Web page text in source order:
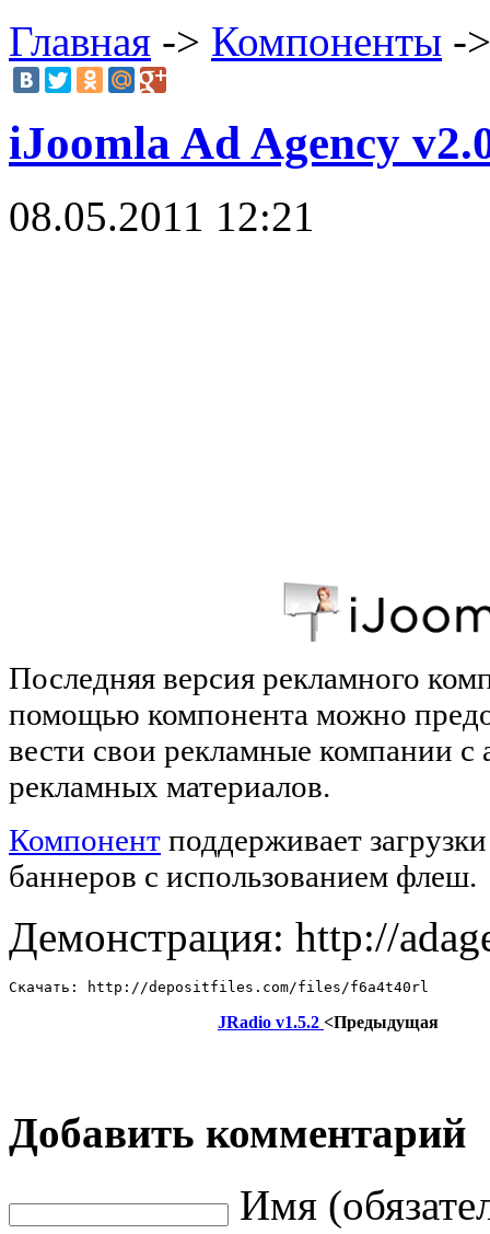
Главная -> Компоненты -
iJoomla Ad Agency
08.05.2011 12:21
Последняя версия рекламного
помощью компонента можно
вести свои рекламные компании
рекламных материалов.
Компонент поддерживает
баннеров с использованием флеш.
Демонстрация: http://
Cкачать: http://depositfiles.com/files/f6a4t40rl
JRadio v1.5.2 <Предыдущая
Добавить комментарий
Имя